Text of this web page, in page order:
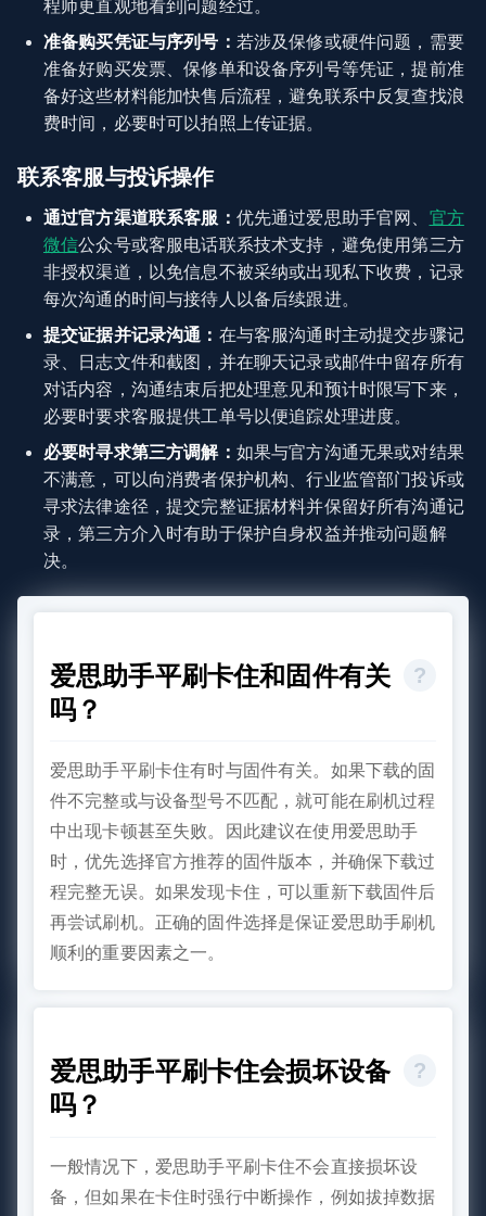
程师更直观地看到问题经过。
准备购买凭证与序列号： 若涉及保修或硬件问题，需要
准备好购买发票、保修单和设备序列号等凭证，提前准
备好这些材料能加快售后流程，避免联系中反复查找浪
费时间，必要时可以拍照上传证据。
联系客服与投诉操作
通过官方渠道联系客服： 优先通过爱思助手官网、 官方
微信公众号或客服电话联系技术支持，避免使用第三方
非授权渠道，以免信息不被采纳或出现私下收费，记录
每次沟通的时间与接待人以备后续跟进。
提交证据并记录沟通： 在与客服沟通时主动提交步骤记
录、日志文件和截图，并在聊天记录或邮件中留存所有
对话内容，沟通结束后把处理意见和预计时限写下来，
必要时要求客服提供工单号以便追踪处理进度。
必要时寻求第三方调解： 如果与官方沟通无果或对结果
不满意，可以向消费者保护机构、行业监管部门投诉或
寻求法律途径，提交完整证据材料并保留好所有沟通记
录，第三方介入时有助于保护自身权益并推动问题解
决。
爱思助手平刷卡住和固件有关
吗？
爱思助手平刷卡住有时与固件有关。如果下载的固
件不完整或与设备型号不匹配，就可能在刷机过程
中出现卡顿甚至失败。因此建议在使用爱思助手
时，优先选择官方推荐的固件版本，并确保下载过
程完整无误。如果发现卡住，可以重新下载固件后
再尝试刷机。正确的固件选择是保证爱思助手刷机
顺利的重要因素之一。
爱思助手平刷卡住会损坏设备
吗？
一般情况下，爱思助手平刷卡住不会直接损坏设
备，但如果在卡住时强行中断操作，例如拔掉数据